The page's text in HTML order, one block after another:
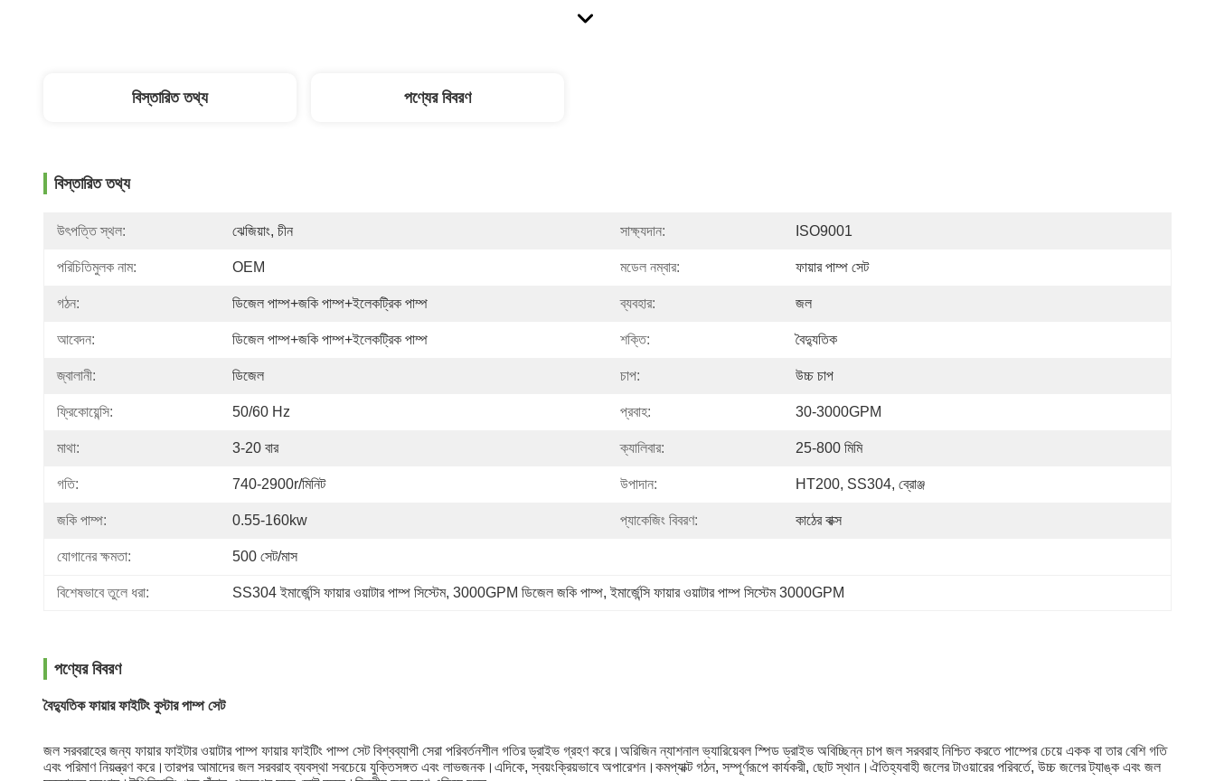
বিস্তারিত তথ্য পণ্যের বিবরণ
বিস্তারিত তথ্য
উৎপত্তি স্থল: ঝেজিয়াং, চীন সাক্ষ্যদান: ISO9001
পরিচিতিমুলক নাম: OEM মডেল নম্বার: ফায়ার পাম্প সেট
গঠন: ডিজেল পাম্প+জকি পাম্প+ইলেকট্রিক পাম্প ব্যবহার: জল
আবেদন: ডিজেল পাম্প+জকি পাম্প+ইলেকট্রিক পাম্প শক্তি: বৈদ্যুতিক
জ্বালানী: ডিজেল চাপ: উচ্চ চাপ
ফ্রিকোয়েন্সি: 50/60 Hz প্রবাহ: 30-3000GPM
মাথা: 3-20 বার ক্যালিবার: 25-800 মিমি
গতি: 740-2900r/মিনিট উপাদান: HT200, SS304, ব্রোঞ্জ
জকি পাম্প: 0.55-160kw প্যাকেজিং বিবরণ: কাঠের বাক্স
যোগানের ক্ষমতা: 500 সেট/মাস
বিশেষভাবে তুলে ধরা: SS304 ইমার্জেন্সি ফায়ার ওয়াটার পাম্প সিস্টেম, 3000GPM ডিজেল জকি পাম্প, ইমার্জেন্সি ফায়ার ওয়াটার পাম্প সিস্টেম 3000GPM
পণ্যের বিবরণ
বৈদ্যুতিক ফায়ার ফাইটিং বুস্টার পাম্প সেট
জল সরবরাহের জন্য ফায়ার ফাইটার ওয়াটার পাম্প ফায়ার ফাইটিং পাম্প সেট বিশ্বব্যাপী সেরা পরিবর্তনশীল গতির ড্রাইভ গ্রহণ করে।অরিজিন ন্যাশনাল ভ্যারিয়েবল স্পিড ড্রাইভ অবিচ্ছিন্ন চাপ জল সরবরাহ নিশ্চিত করতে পাম্পের চেয়ে একক বা তার বেশি গতি
এবং পরিমাণ নিয়ন্ত্রণ করে।তারপর আমাদের জল সরবরাহ ব্যবস্থা সবচেয়ে যুক্তিসঙ্গত এবং লাভজনক।এদিকে, স্বয়ংক্রিয়ভাবে অপারেশন।কমপ্যাক্ট গঠন, সম্পূর্ণরূপে কার্যকরী, ছোট স্থান।ঐতিহ্যবাহী জলের টাওয়ারের পরিবর্তে, উচ্চ জলের ট্যাঙ্ক এবং জল